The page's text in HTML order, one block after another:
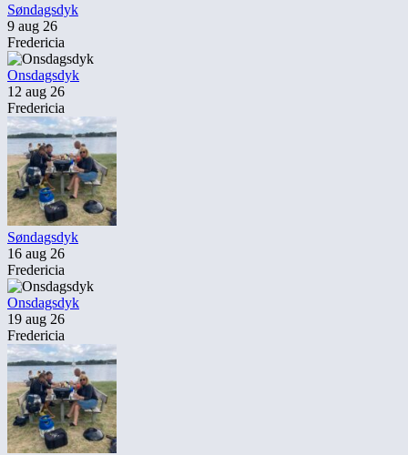
Søndagsdyk
9 aug 26
Fredericia
Onsdagsdyk
12 aug 26
Fredericia
Søndagsdyk
16 aug 26
Fredericia
Onsdagsdyk
19 aug 26
Fredericia